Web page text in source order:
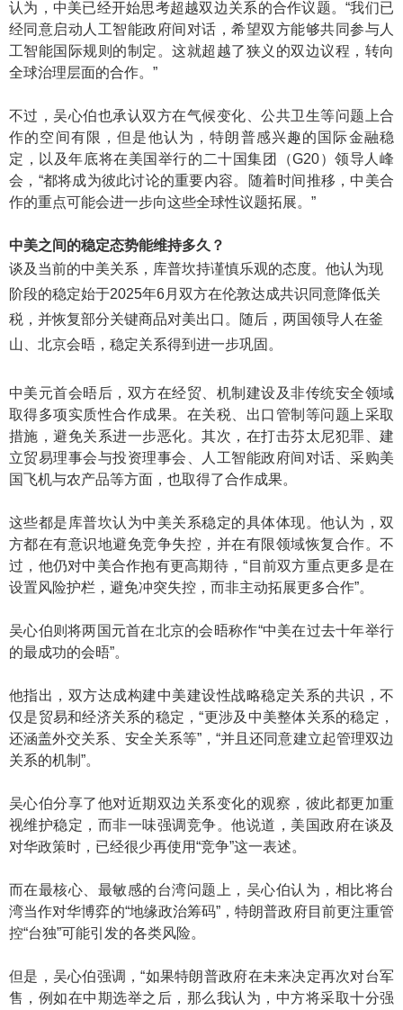
认为，中美已经开始思考超越双边关系的合作议题。“我们已
经同意启动人工智能政府间对话，希望双方能够共同参与人
工智能国际规则的制定。这就超越了狭义的双边议程，转向
全球治理层面的合作。”
不过，吴心伯也承认双方在气候变化、公共卫生等问题上合
作的空间有限，但是他认为，特朗普感兴趣的国际金融稳
定，以及年底将在美国举行的二十国集团（G20）领导人峰
会，“都将成为彼此讨论的重要内容。随着时间推移，中美合
作的重点可能会进一步向这些全球性议题拓展。”
中美之间的稳定态势能维持多久？
谈及当前的中美关系，库普坎持谨慎乐观的态度。他认为现
阶段的稳定始于2025年6月双方在伦敦达成共识同意降低关
税，并恢复部分关键商品对美出口。随后，两国领导人在釜
山、北京会晤，稳定关系得到进一步巩固。
中美元首会晤后，双方在经贸、机制建设及非传统安全领域
取得多项实质性合作成果。在关税、出口管制等问题上采取
措施，避免关系进一步恶化。其次，在打击芬太尼犯罪、建
立贸易理事会与投资理事会、人工智能政府间对话、采购美
国飞机与农产品等方面，也取得了合作成果。
这些都是库普坎认为中美关系稳定的具体体现。他认为，双
方都在有意识地避免竞争失控，并在有限领域恢复合作。不
过，他仍对中美合作抱有更高期待，“目前双方重点更多是在
设置风险护栏，避免冲突失控，而非主动拓展更多合作”。
吴心伯则将两国元首在北京的会晤称作“中美在过去十年举行
的最成功的会晤”。
他指出，双方达成构建中美建设性战略稳定关系的共识，不
仅是贸易和经济关系的稳定，“更涉及中美整体关系的稳定，
还涵盖外交关系、安全关系等”，“并且还同意建立起管理双边
关系的机制”。
吴心伯分享了他对近期双边关系变化的观察，彼此都更加重
视维护稳定，而非一味强调竞争。他说道，美国政府在谈及
对华政策时，已经很少再使用“竞争”这一表述。
而在最核心、最敏感的台湾问题上，吴心伯认为，相比将台
湾当作对华博弈的“地缘政治筹码”，特朗普政府目前更注重管
控“台独”可能引发的各类风险。
但是，吴心伯强调，“如果特朗普政府在未来决定再次对台军
售，例如在中期选举之后，那么我认为，中方将采取十分强